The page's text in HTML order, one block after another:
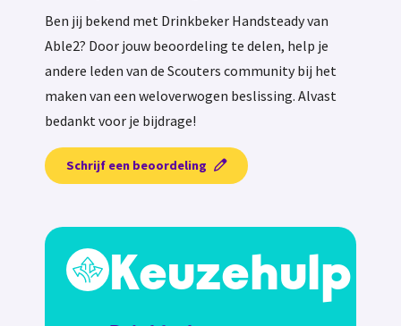
Ben jij bekend met Drinkbeker Handsteady van
Able2? Door jouw beoordeling te delen, help je
andere leden van de Scouters community bij het
maken van een weloverwogen beslissing. Alvast
bedankt voor je bijdrage!
Schrijf een beoordeling
Keuzehulp